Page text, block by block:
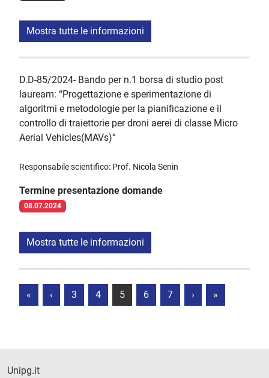
Mostra tutte le informazioni
D.D-85/2024- Bando per n.1 borsa di studio post
lauream: “Progettazione e sperimentazione di
algoritmi e metodologie per la pianificazione e il
controllo di traiettorie per droni aerei di classe Micro
Aerial Vehicles(MAVs)”
Responsabile scientifico: Prof. Nicola Senin
Termine presentazione domande
08.07.2024
Mostra tutte le informazioni
« ‹ 3 4 5 6 7 › »
Unipg.it